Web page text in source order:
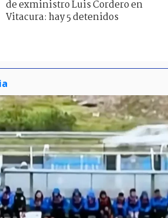
de exministro Luis Cordero en
Vitacura: hay 5 detenidos